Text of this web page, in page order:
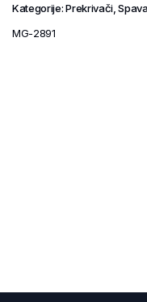
Kategorije:Prekrivači,
MG-2891